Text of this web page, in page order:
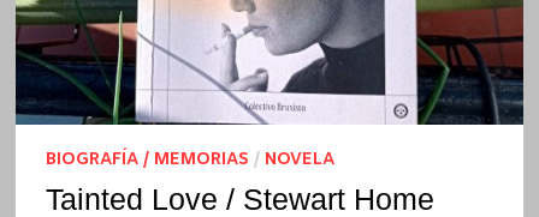
BIOGRAFÍA / MEMORIAS / NOVELA
Tainted Love / Stewart Home